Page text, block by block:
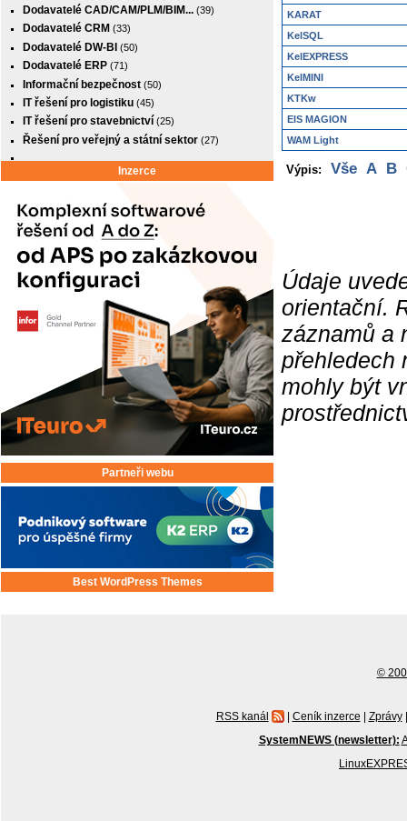
Dodavatelé CAD/CAM/PLM/BIM... (39)
Dodavatelé CRM (33)
Dodavatelé DW-BI (50)
Dodavatelé ERP (71)
Informační bezpečnost (50)
IT řešení pro logistiku (45)
IT řešení pro stavebnictví (25)
Řešení pro veřejný a státní sektor (27)
Inzerce
Partneři webu
Best WordPress Themes
KARAT
KelSQL
KelEXPRESS
KelMINI
KTKw
EIS MAGION
WAM Light
Výpis: Vše A B
Údaje
orientační.
záznamů a
přehledech
mohly být
©
RSS kanál | Ceník inzerce | Zprávy |
SystemNEWS (newsletter):